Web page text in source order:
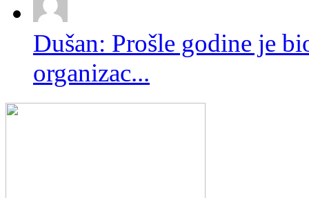
Dušan: Prošle godine je
organizac...